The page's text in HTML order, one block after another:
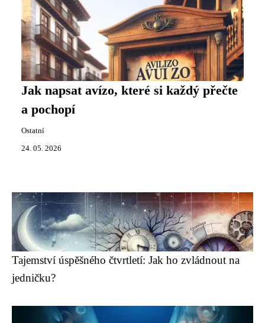
Jak napsat avízo, které si každý přečte
a pochopí
Ostatní
24. 05. 2026
Tajemství úspěšného čtvrtletí: Jak ho zvládnout na
jedničku?